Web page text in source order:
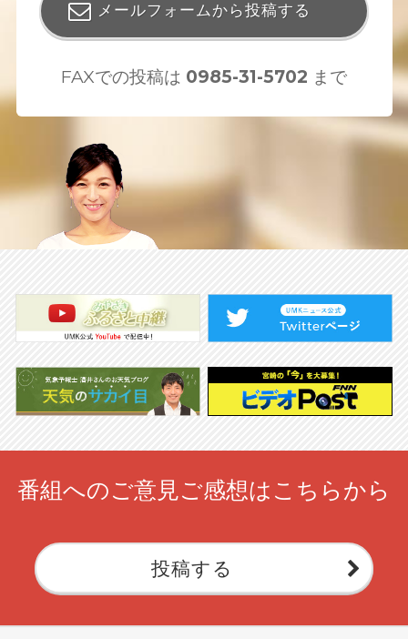
メールフォームから投稿する
FAXでの投稿は 0985-31-5702 まで
番組へのご意見ご感想はこちらから
投稿する